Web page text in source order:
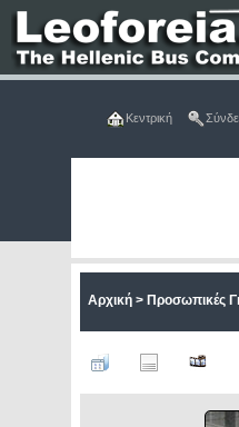
Κεντρική
Αρχική> Προσωπικές